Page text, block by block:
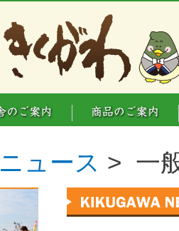
ニュース > 一